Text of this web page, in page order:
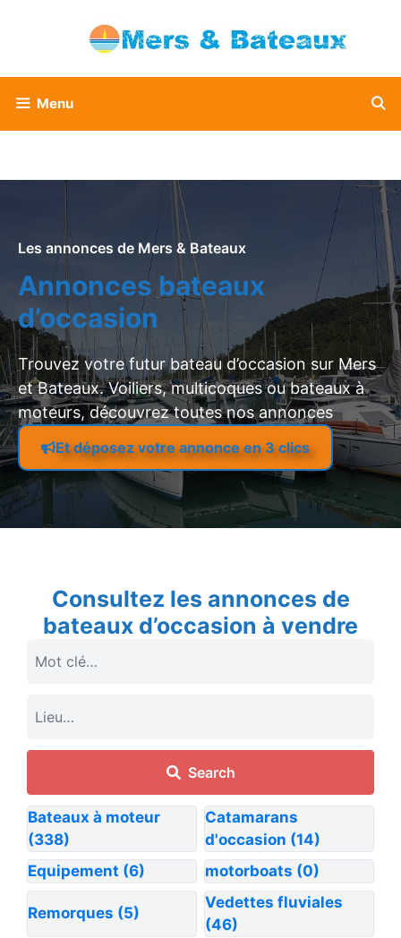
Menu
Les annonces de Mers & Bateaux
Annonces bateaux
d’occasion
Trouvez votre futur bateau d’occasion sur Mers
et Bateaux. Voiliers, multicoques ou bateaux à
moteurs, découvrez toutes nos annonces
Et déposez votre annonce en 3 clics
Consultez les annonces de
bateaux d’occasion à vendre
Search
Bateaux à moteur
(338)
Catamarans
d'occasion (14)
Equipement (6) motorboats (0)
Remorques (5)
Vedettes fluviales
(46)